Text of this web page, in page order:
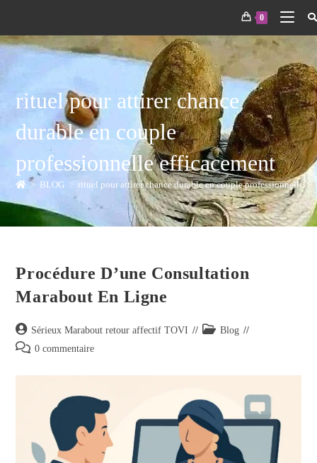
0
rituel pour attirer chance
durable en couple
professionnelle efficacement
> BLOG > rituel pour attirer chance durable en couple professionnelle
Procédure D’une Consultation
Marabout En Ligne
Sérieux Marabout retour affectif TOVI
Blog
0 commentaire